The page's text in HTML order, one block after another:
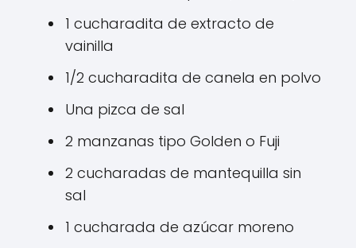
1 cucharadita de extracto de
vainilla
1/2 cucharadita de canela en polvo
Una pizca de sal
2 manzanas tipo Golden o Fuji
2 cucharadas de mantequilla sin
sal
1 cucharada de azúcar moreno